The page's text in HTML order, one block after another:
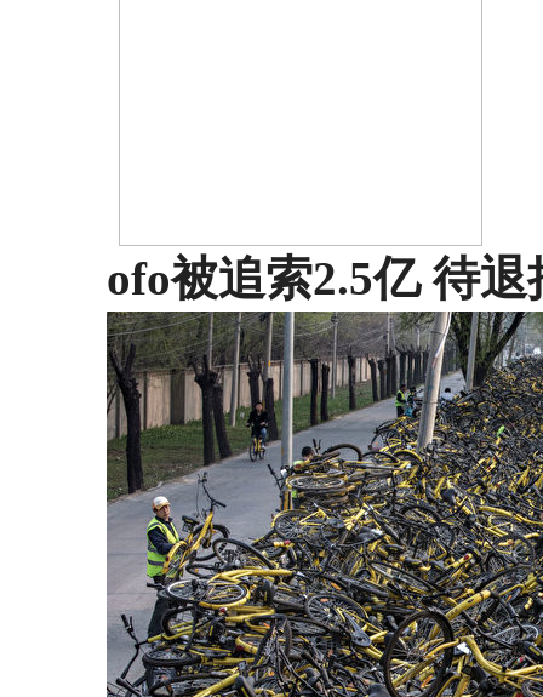
ofo被追索2.5亿 待